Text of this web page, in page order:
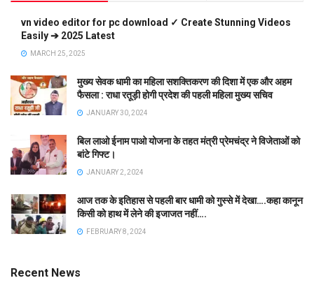
vn video editor for pc download ✓ Create Stunning Videos
Easily ➔ 2025 Latest
MARCH 25, 2025
मुख्य सेवक धामी का महिला सशक्तिकरण की दिशा में एक और अहम
फैसला : राधा रतूड़ी होगी प्रदेश की पहली महिला मुख्य सचिव
JANUARY 30, 2024
बिल लाओ ईनाम पाओ योजना के तहत मंत्री प्रेमचंद्र ने विजेताओं को
बांटे गिफ्ट।
JANUARY 2, 2024
आज तक के इतिहास से पहली बार धामी को गुस्से में देखा….कहा कानून
किसी को हाथ में लेने की इजाजत नहीं….
FEBRUARY 8, 2024
Recent News